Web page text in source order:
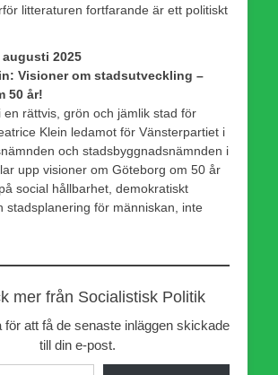
litteraturen fortfarande är ett politiskt
augusti 2025
Visioner om stadsutveckling –
50 år!
en rättvis, grön och jämlik stad för
Klein ledamot för Vänsterpartiet i
och stadsbyggnadsnämnden i
upp visioner om Göteborg om 50 år
social hållbarhet, demokratiskt
stadsplanering för människan, inte
mer från Socialistisk Politik
för att få de senaste inläggen skickade
till din e-post.